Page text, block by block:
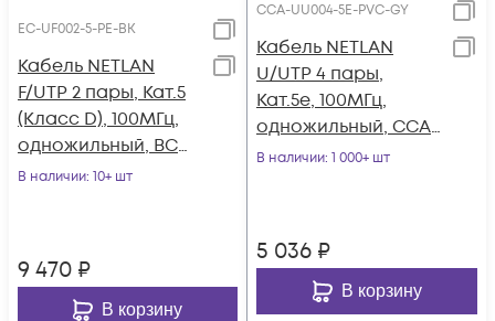
EC-UF002-5-PE-BK
Кабель NETLAN
F/UTP 2 пары, Кат.5
(Класс D), 100МГц,
одножильный, BC
(чистая медь),
В наличии: 10+ шт
9 470 ₽
В корзину
CCA-UU004-5E-PVC-GY
Кабель NETLAN
U/UTP 4 пары,
Кат.5e, 100МГц,
одножильный, CCA
(омедненный
В наличии: 1 000+ шт
5 036 ₽
В корзину